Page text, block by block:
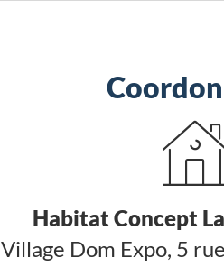
Habitat Concept
Village Dom Expo, 5